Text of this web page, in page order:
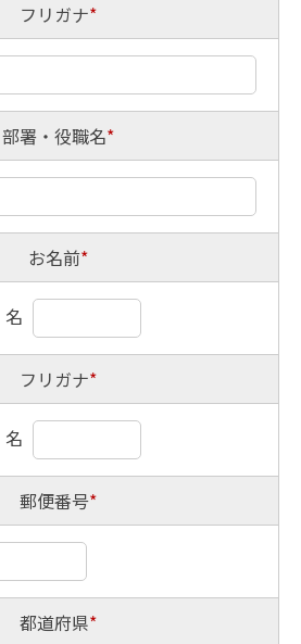
フリガナ*
部署・役職名*
お名前*
名
フリガナ*
名
郵便番号*
都道府県*